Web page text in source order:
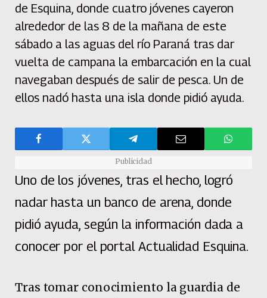
de Esquina, donde cuatro jóvenes cayeron
alrededor de las 8 de la mañana de este
sábado a las aguas del río Paraná tras dar
vuelta de campana la embarcación en la cual
navegaban después de salir de pesca. Un de
ellos nadó hasta una isla donde pidió ayuda.
Publicidad
Uno de los jóvenes, tras el hecho, logró
nadar hasta un banco de arena, donde
pidió ayuda, según la información dada a
conocer por el portal Actualidad Esquina.
Tras tomar conocimiento la guardia de